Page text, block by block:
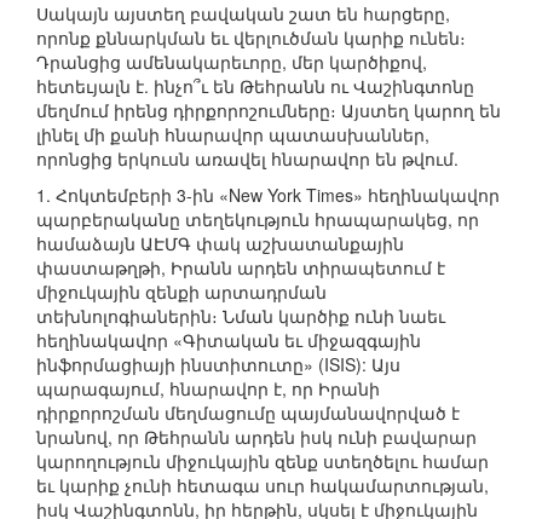
Սակայն այստեղ բավական շատ են հարցերը,
որոնք քննարկման եւ վերլուծման կարիք ունեն։
Դրանցից ամենակարեւորը, մեր կարծիքով,
հետեւյալն է. ինչո՞ւ են Թեհրանն ու Վաշինգտոնը
մեղմում իրենց դիրքորոշումները։ Այստեղ կարող են
լինել մի քանի հնարավոր պատասխաններ,
որոնցից երկուսն առավել հնարավոր են թվում.
1. Հոկտեմբերի 3-ին «New York Times» հեղինակավոր
պարբերականը տեղեկություն հրապարակեց, որ
համաձայն ԱԷՄԳ փակ աշխատանքային
փաստաթղթի, Իրանն արդեն տիրապետում է
միջուկային զենքի արտադրման
տեխնոլոգիաներին։ Նման կարծիք ունի նաեւ
հեղինակավոր «Գիտական եւ միջազգային
ինֆորմացիայի ինստիտուտը» (ISIS): Այս
պարագայում, հնարավոր է, որ Իրանի
դիրքորոշման մեղմացումը պայմանավորված է
նրանով, որ Թեհրանն արդեն իսկ ունի բավարար
կարողություն միջուկային զենք ստեղծելու համար
եւ կարիք չունի հետագա սուր հակամարտության,
իսկ Վաշինգտոնն, իր հերթին, սկսել է միջուկային